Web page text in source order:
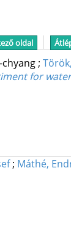
oldal
chyang;
for
; Máthé,